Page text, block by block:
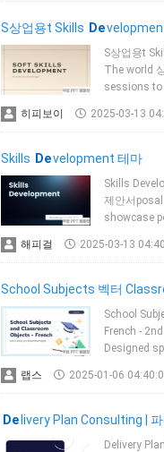
S상업용t Skills De
S상업용t
The world
sessions
히피보이 2025-03-13
Skills Development 테마
Skills
제안서
showcase
해피걸 2025-03-13
School Subjects 벡터
School
French -
Designed
랩스 2025-01-06
De livery Plan Consulting |
Delivery